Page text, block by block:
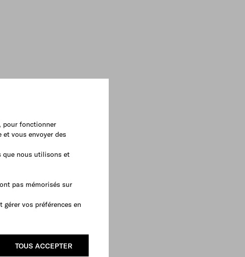
pour fonctionner
vous envoyer des
que nous utilisons et
pas mémorisés sur
vos préférences en
TOUS ACCEPTER